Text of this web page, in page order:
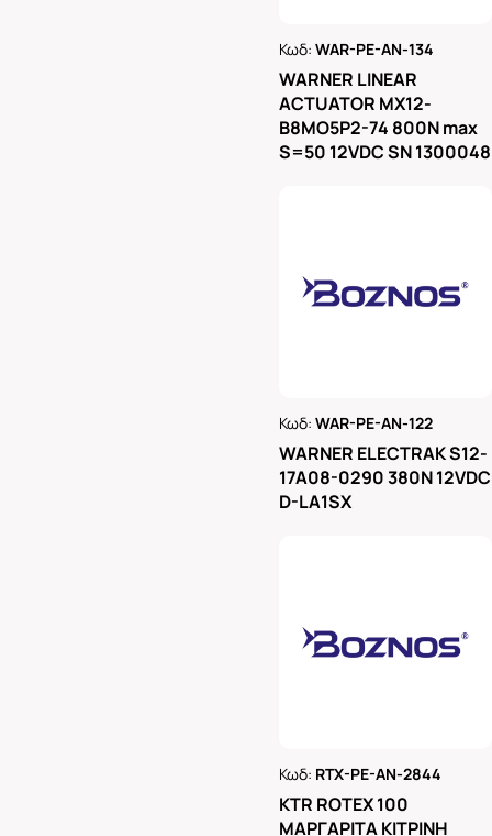
Κωδ:WAR-PE-AN-134
WARNER LINEAR
ACTUATOR MX12-
B8MO5P2-74 800N max
S=50 12VDC SN 1300048
Κωδ:WAR-PE-AN-122
WARNER ELECTRAK S12-
17A08-0290 380N 12VDC
D-LA1SX
Κωδ: RTX-PE-AN-2844
KTR ROTEX 100
ΜΑΡΓΑΡΙΤΑ ΚΙΤΡΙΝΗ